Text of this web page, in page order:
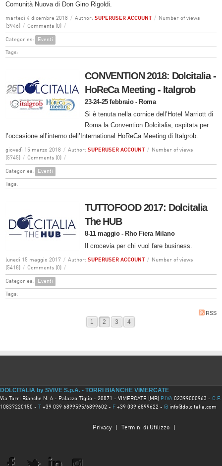
Comunità Nuova di Don Gino Rigoldi.
martedì 4 dicembre 2018 / Author: SUPERUSER ACCOUNT /
Number of views
(3946)
/ Comments (0) /
Categories: Eventi
Tags:
CONVENTION 2018: Dolcitalia -
HoReCa Meeting - Italgrob
23-24-25 febbraio - Roma
Si è tenuta nella cornice dell’Hotel Marriott di
Roma la Convention Dolcitalia, ospitata per
l’occasione all’interno dell’International HoReCa Meeting di Italgrob.
giovedì 15 marzo 2018 / Author: SUPERUSER ACCOUNT /
Number of views
(5745)
/ Comments (0) /
Categories: Eventi
Tags:
TUTTOFOOD 2017: Dolcitalia
The HUB
8-11 maggio - Rho Fiera Milano
Il crocevia per chi vuol fare business.
lunedì 15 maggio 2017 / Author: SUPERUSER ACCOUNT /
Number of views
(5418)
/ Comments (0) /
Categories: Eventi
Tags:
RSS
1 2 3 4
DOLCITALIA by SVIVE S.p.A. - TORRI BIANCHE VIMERCATE
Via Torri Bianche N. 6 - Palazzo Tiglio - 20871 - VIMERCATE (MB) P.IVA 02399000963 - C.F.
10837220150 -
+39 039 6899595/6899602 - F +39 039 6899622 - @ info@dolcitalia.com
Privacy Termini di Utilizzo